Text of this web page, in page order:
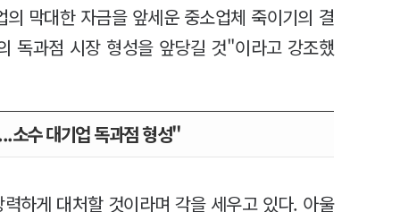
막대한 자금을 앞세운 중소업체 죽이기의 결
독과점 시장 형성을 앞당길 것"이라고 강조했
소수 대기업 독과점 형성"
하게 대처할 것이라며 각을 세우고 있다. 아울